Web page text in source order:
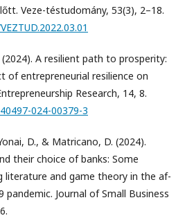
Veze-téstudomány, 53(3), 2–18.
A resilient path to prosperity:
of entrepreneurial resilience on
Research, 14, 8.
024-00379-3
D., & Matricano, D. (2024).
their choice of banks: Some
literature and game theory in the af-
Journal of Small Business